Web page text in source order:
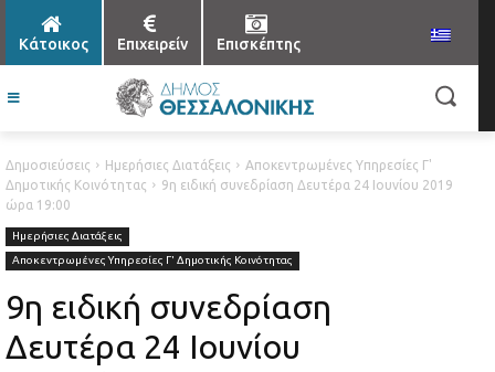
Κάτοικος Επιχειρείν Επισκέπτης
Δημοσιεύσεις Ημερήσιες Διατάξεις
Αποκεντρωμένες Υπηρεσίες Γ'
Δημοτικής Κοινότητας
9η ειδική συνεδρίαση Δευτέρα 24 Ιουνίου 2019
ώρα 19:00
Ημερήσιες Διατάξεις
Αποκεντρωμένες Υπηρεσίες Γ' Δημοτικής Κοινότητας
9η ειδική συνεδρίαση
Δευτέρα 24 Ιουνίου